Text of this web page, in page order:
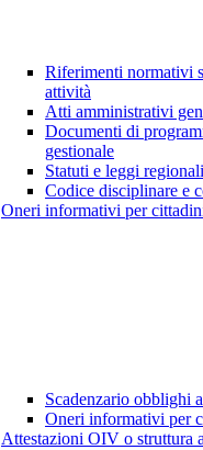
Riferimenti normativi
attività
Atti amministrativi
Documenti di
gestionale
Statuti e leggi regionali
Codice disciplinare e
Oneri informativi per
Scadenzario obblighi
Oneri informativi per
Attestazioni OIV o struttura